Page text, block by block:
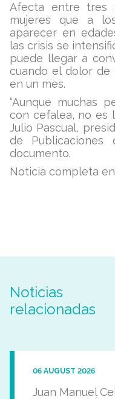
Afecta entre tres
mujeres que a
aparecer en
las crisis se
puede llegar a
cuando el dolor de
en un mes.
“Aunque muchas
con cefalea, no es
Julio Pascual,
de
documento.
Noticia completa en
Noticias
relacionadas
06 AUGUST 2026
Juan Manuel